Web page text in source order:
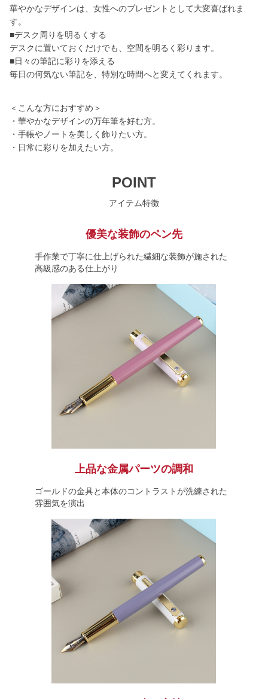
華やかなデザインは、女性へのプレゼントとして大変喜ばれま
す。
■デスク周りを明るくする
デスクに置いておくだけでも、空間を明るく彩ります。
■日々の筆記に彩りを添える
毎日の何気ない筆記を、特別な時間へと変えてくれます。
＜こんな方におすすめ＞
・華やかなデザインの万年筆を好む方。
・手帳やノートを美しく飾りたい方。
・日常に彩りを加えたい方。
POINT
アイテム特徴
優美な装飾のペン先
手作業で丁寧に仕上げられた繊細な装飾が施された
高級感のある仕上がり
上品な金属パーツの調和
ゴールドの金具と本体のコントラストが洗練された
雰囲気を演出